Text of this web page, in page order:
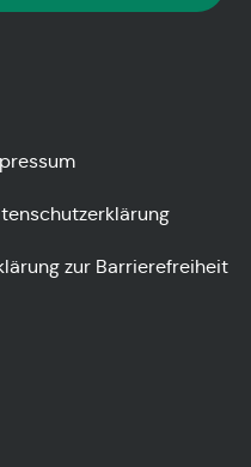
zur Barrierefreiheit